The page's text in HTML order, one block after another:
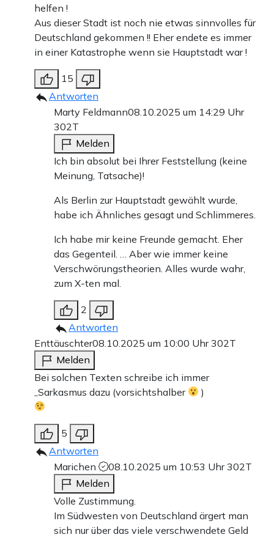
helfen !
Aus dieser Stadt ist noch nie etwas sinnvolles für
Deutschland gekommen !! Eher endete es immer
in einer Katastrophe wenn sie Hauptstadt war !
15
Antworten
Marty Feldmann08.10.2025 um 14:29 Uhr
302T
Melden
Ich bin absolut bei Ihrer Feststellung (keine
Meinung, Tatsache)!
Als Berlin zur Hauptstadt gewählt wurde,
habe ich Ähnliches gesagt und Schlimmeres.
Ich habe mir keine Freunde gemacht. Eher
das Gegenteil. … Aber wie immer keine
Verschwörungstheorien. Alles wurde wahr,
zum X-ten mal.
2
Antworten
Enttäuschter08.10.2025 um 10:00 Uhr302T
Melden
Bei solchen Texten schreibe ich immer
„Sarkasmus dazu (vorsichtshalber
)
5
Antworten
Marichen
08.10.2025 um 10:53 Uhr302T
Melden
Volle Zustimmung.
Im Südwesten von Deutschland ärgert man
sich nur über das viele verschwendete Geld